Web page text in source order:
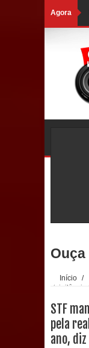
Agora
Ouça
Início /
‘vigilância
STF
pela
ano, diz